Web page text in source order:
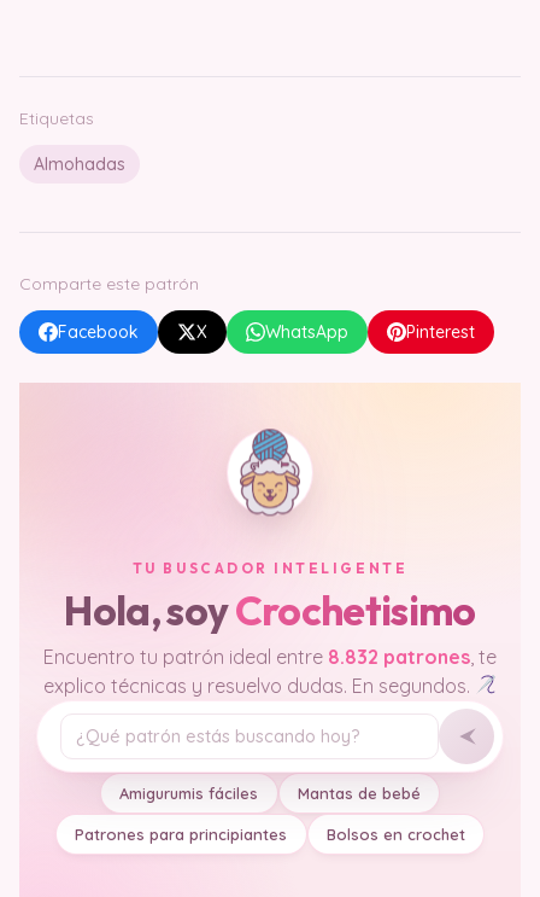
Etiquetas
Almohadas
Comparte este patrón
Facebook X WhatsApp Pinterest
TU BUSCADOR INTELIGENTE
Hola, soyCrochetisimo
Encuentro tu patrón ideal entre 8.832 patrones , te
explico técnicas y resuelvo dudas. En segundos.
Tu pregunta
Amigurumis fáciles Mantas de bebé
Patrones para principiantes Bolsos en crochet